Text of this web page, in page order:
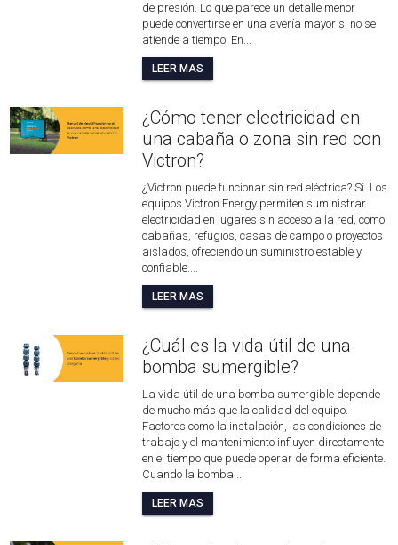
de presión. Lo que parece un detalle menor
puede convertirse en una avería mayor si no se
atiende a tiempo. En...
LEER MAS
¿Cómo tener electricidad en
una cabaña o zona sin red con
Victron?
¿Victron puede funcionar sin red eléctrica? Sí. Los
equipos Victron Energy permiten suministrar
electricidad en lugares sin acceso a la red, como
cabañas, refugios, casas de campo o proyectos
aislados, ofreciendo un suministro estable y
confiable....
LEER MAS
¿Cuál es la vida útil de una
bomba sumergible?
La vida útil de una bomba sumergible depende
de mucho más que la calidad del equipo.
Factores como la instalación, las condiciones de
trabajo y el mantenimiento influyen directamente
en el tiempo que puede operar de forma eficiente.
Cuando la bomba...
LEER MAS